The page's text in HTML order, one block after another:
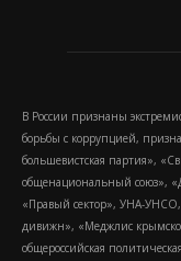
В России признаны
борьбы с коррупцией,
большевистская партия»,
общенациональный союз»,
«Правый сектор», УНА-
дивижн», «Меджлис
общероссийская